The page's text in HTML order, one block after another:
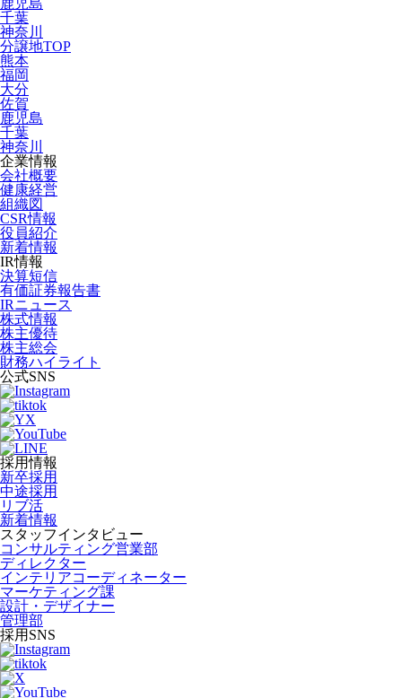
鹿児島
千葉
神奈川
分譲地TOP
熊本
福岡
大分
佐賀
鹿児島
千葉
神奈川
企業情報
会社概要
健康経営
組織図
CSR情報
役員紹介
新着情報
IR情報
決算短信
有価証券報告書
IRニュース
株式情報
株主優待
株主総会
財務ハイライト
公式SNS
採用情報
新卒採用
中途採用
リブ活
新着情報
スタッフインタビュー
コンサルティング営業部
ディレクター
インテリアコーディネーター
マーケティング課
設計・デザイナー
管理部
採用SNS